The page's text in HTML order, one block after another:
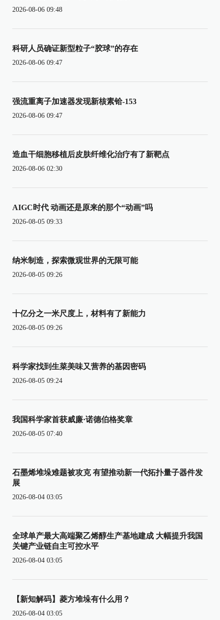
2026-08-06 09:48
科研人员确证新型粒子“胶球”的存在
2026-08-06 09:47
强流重离子加速器发现新核素铪-153
2026-08-06 09:47
造血干细胞移植后皮肤纤维化治疗有了新靶点
2026-08-06 02:30
AIGC时代 动画还是原来的那个“动画”吗
2026-08-05 09:33
纳米制造，探索微观世界的无限可能
2026-08-05 09:26
十亿分之一米尺度上，材料有了新能力
2026-08-05 09:26
科学家找到生菜美味又营养的基因密码
2026-08-05 09:24
我国科学家首获威廉·诺德伯格奖章
2026-08-05 07:40
石墨烯堆垛难题被攻克 有望推动新一代拓扑量子器件发
展
2026-08-04 03:05
全球单产最大高端聚乙烯醇生产基地建成 大幅提升我国
关键产业链自主可控水平
2026-08-04 03:05
【新知解码】菱方堆垛有什么用？
2026-08-04 03:05